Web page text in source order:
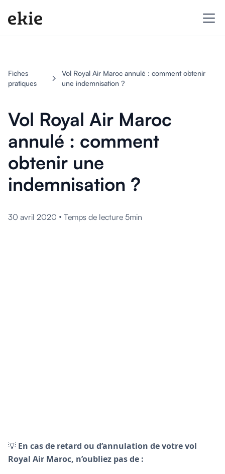
Fiches
pratiques
Vol Royal Air Maroc annulé : comment obtenir
une indemnisation ?
Vol Royal Air Maroc
annulé : comment
obtenir une
indemnisation ?
30 avril 2020 • Temps de lecture 5min
💡 En cas de retard ou d’annulation de votre vol
Royal Air Maroc, n’oubliez pas de :